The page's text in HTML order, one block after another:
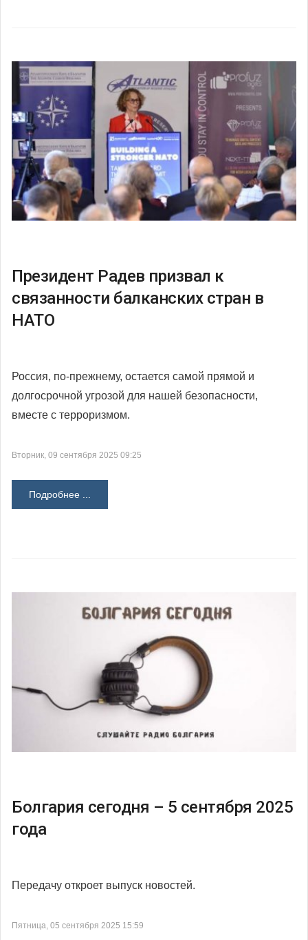
Президент Радев призвал к
связанности балканских стран в
НАТО
Россия, по-прежнему, остается самой прямой и
долгосрочной угрозой для нашей безопасности,
вместе с терроризмом.
Вторник, 09 сентября 2025 09:25
Подробнее ...
Болгария сегодня – 5 сентября 2025
года
Передачу откроет выпуск новостей.
Пятница, 05 сентября 2025 15:59